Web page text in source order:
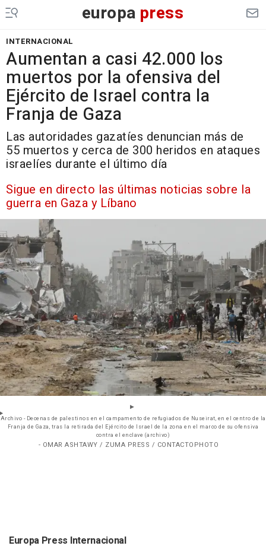
europa press
INTERNACIONAL
Aumentan a casi 42.000 los
muertos por la ofensiva del
Ejército de Israel contra la
Franja de Gaza
Las autoridades gazatíes denuncian más de
55 muertos y cerca de 300 heridos en ataques
israelíes durante el último día
Sigue en directo las últimas noticias sobre la
guerra en Gaza y Líbano
Archivo - Decenas de palestinos en el campamento de refugiados de Nuseirat, en el centro de la
Franja de Gaza, tras la retirada del Ejército de Israel de la zona en el marco de su ofensiva
contra el enclave (archivo)
- OMAR ASHTAWY / ZUMA PRESS / CONTACTOPHOTO
Europa Press Internacional